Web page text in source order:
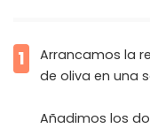
1
Arrancamos la
de oliva en una
Añadimos los